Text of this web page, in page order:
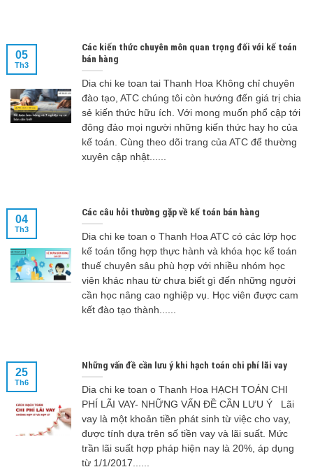
Các kiến thức chuyên môn quan trọng đối với kế toán
bán hàng
Dia chi ke toan tai Thanh Hoa Không chỉ chuyên
đào tạo, ATC chúng tôi còn hướng đến giá trị chia
sẻ kiến thức hữu ích. Với mong muốn phổ cập tới
đông đảo mọi người những kiến thức hay ho của
kế toán. Cùng theo dõi trang của ATC để thường
xuyên cập nhật......
05
Th3
Các câu hỏi thường gặp về kế toán bán hàng
Dia chi ke toan o Thanh Hoa ATC có các lớp học
kế toán tổng hợp thực hành và khóa học kế toán
thuế chuyên sâu phù hợp với nhiều nhóm học
viên khác nhau từ chưa biết gì đến những người
cần học nâng cao nghiệp vụ. Học viên được cam
kết đào tạo thành......
04
Th3
Những vấn đề cần lưu ý khi hạch toán chi phí lãi vay
Dia chi ke toan o Thanh Hoa HẠCH TOÁN CHI
PHÍ LÃI VAY- NHỮNG VẤN ĐỀ CẦN LƯU Ý Lãi
vay là một khoản tiền phát sinh từ việc cho vay,
được tính dựa trên số tiền vay và lãi suất. Mức
trần lãi suất hợp pháp hiện nay là 20%, áp dụng
từ 1/1/2017......
25
Th6